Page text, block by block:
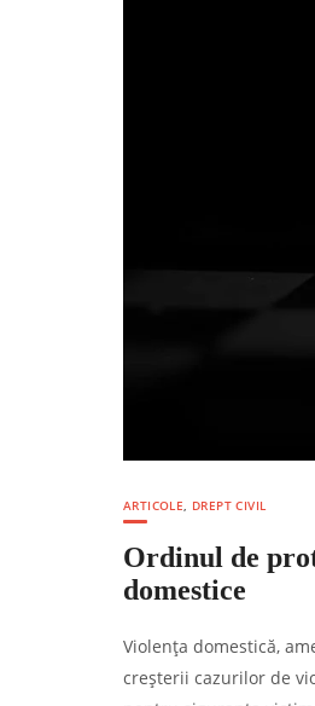
ARTICOLE DREPT CIVIL
Ordinul de
domestice
Violența domestică,
creșterii cazurilor de